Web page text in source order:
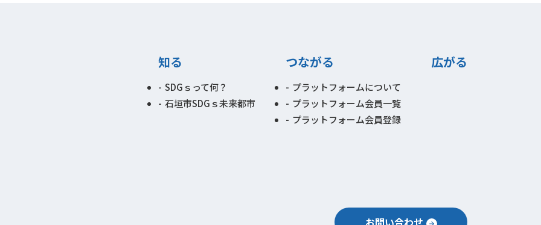
知る
SDGｓって何？
石垣市SDGｓ未来都市
つながる
プラットフォームについて
プラットフォーム会員一覧
プラットフォーム会員登録
広がる
お問い合わせ